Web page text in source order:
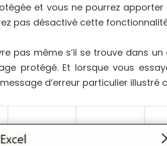
et vous ne pourrez
pas désactivé cette
pas même s’il se trouve dans
protégé. Et lorsque vous
d’erreur particulier illustré